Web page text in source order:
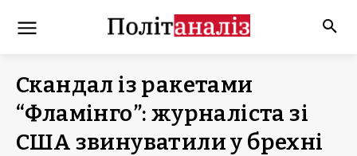
Скандал із ракетами
“Фламінго”: журналіста зі
США звинуватили у брехні